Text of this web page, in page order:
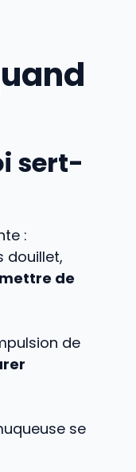
sert-
:
douillet,
de
de
se